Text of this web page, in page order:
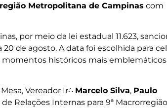
Metropolitana de Campinas com
por meio da lei estadual 11.623,
de agosto. A data foi escolhida para
históricos mais
Vereador Ir∴ Marcelo Silva, Paulo
Relações Internas para 9ª